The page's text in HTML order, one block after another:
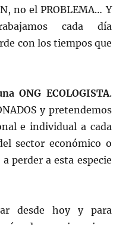
no el PROBLEMA… Y
cada día
con los tiempos que
ONG ECOLOGISTA.
y pretendemos
e individual a cada
sector económico o
perder a esta especie
desde hoy y para